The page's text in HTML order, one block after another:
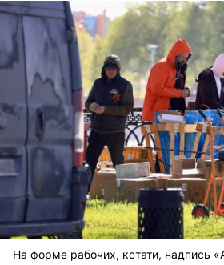
На форме рабочих, кстати, надпись